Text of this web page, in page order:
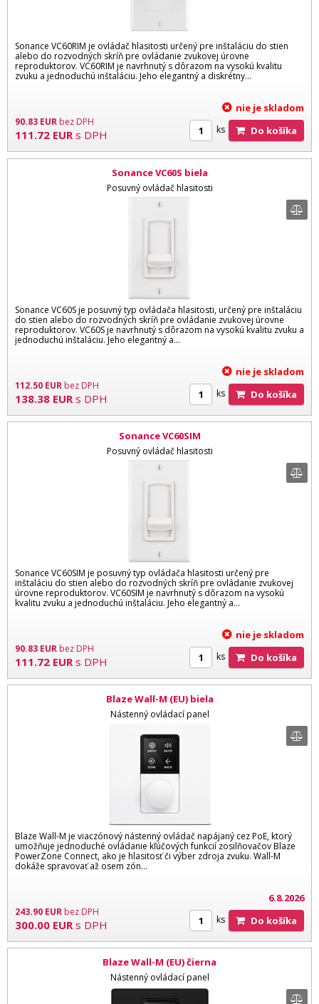
Sonance VC60RIM je ovládač hlasitosti určený pre inštaláciu do stien
alebo do rozvodných skríň pre ovládanie zvukovej úrovne
reproduktorov. VC60RIM je navrhnutý s dôrazom na vysokú kvalitu
zvuku a jednoduchú inštaláciu. Jeho elegantný a diskrétny...
90.83 EUR bez DPH
111.72 EUR s DPH
nie je skladom
ks Do košíka
Sonance VC60S biela
Posuvný ovládač hlasitosti
Sonance VC60S je posuvný typ ovládača hlasitosti, určený pre inštaláciu
do stien alebo do rozvodných skríň pre ovládanie zvukovej úrovne
reproduktorov. VC60S je navrhnutý s dôrazom na vysokú kvalitu zvuku a
jednoduchú inštaláciu. Jeho elegantný a...
112.50 EURbez DPH
138.38 EUR s DPH
nie je skladom
ks Do košíka
Sonance VC60SIM
Posuvný ovládač hlasitosti
Sonance VC60SIM je posuvný typ ovládača hlasitosti určený pre
inštaláciu do stien alebo do rozvodných skríň pre ovládanie zvukovej
úrovne reproduktorov. VC60SIM je navrhnutý s dôrazom na vysokú
kvalitu zvuku a jednoduchú inštaláciu. Jeho elegantný a...
90.83 EURbez DPH
111.72 EUR s DPH
nie je skladom
ks Do košíka
Blaze Wall-M (EU) biela
Nástenný ovládací panel
Blaze Wall-M je viaczónový nástenný ovládač napájaný cez PoE, ktorý
umožňuje jednoduché ovládanie kľúčových funkcií zosilňovačov Blaze
PowerZone Connect, ako je hlasitosť či výber zdroja zvuku. Wall-M
dokáže spravovať až osem zón...
243.90 EURbez DPH
300.00 EUR s DPH
6.8.2026
ks Do košíka
Blaze Wall-M (EU) čierna
Nástenný ovládací panel